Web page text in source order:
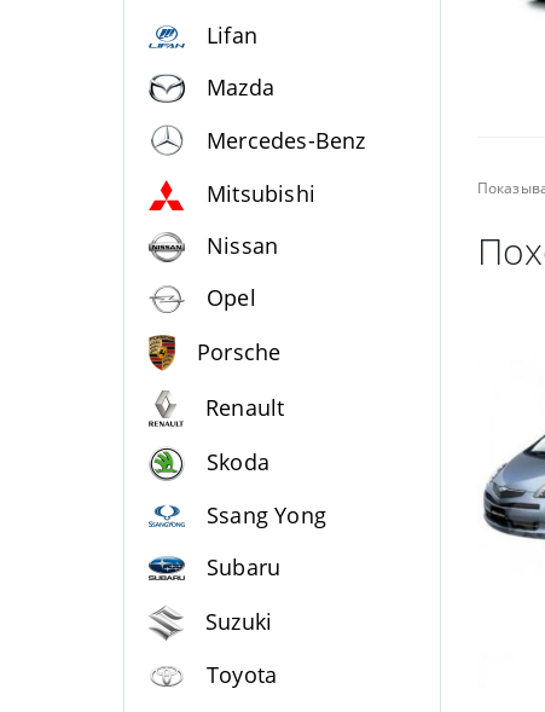
Lifan
Mazda
Mercedes-Benz
Mitsubishi
Nissan
Opel
Porsche
Renault
Skoda
Ssang Yong
Subaru
Suzuki
Toyota